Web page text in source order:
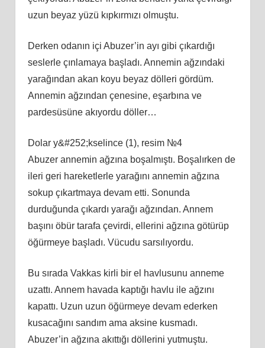
uzun beyaz yüzü kıpkırmızı olmuştu.
Derken odanın içi Abuzer’in ayı gibi çıkardığı
seslerle çınlamaya başladı. Annemin ağzındaki
yarağından akan koyu beyaz dölleri gördüm.
Annemin ağzından çenesine, eşarbına ve
pardesüsüne akıyordu döller…
Dolar y&#252;kselince (1), resim №4
Abuzer annemin ağzına boşalmıştı. Boşalırken de
ileri geri hareketlerle yarağını annemin ağzına
sokup çıkartmaya devam etti. Sonunda
durduğunda çıkardı yarağı ağzından. Annem
başını öbür tarafa çevirdi, ellerini ağzına götürüp
öğürmeye başladı. Vücudu sarsılıyordu.
Bu sırada Vakkas kirli bir el havlusunu anneme
uzattı. Annem havada kaptığı havlu ile ağzını
kapattı. Uzun uzun öğürmeye devam ederken
kusacağını sandım ama aksine kusmadı.
Abuzer’in ağzına akıttığı döllerini yutmuştu.